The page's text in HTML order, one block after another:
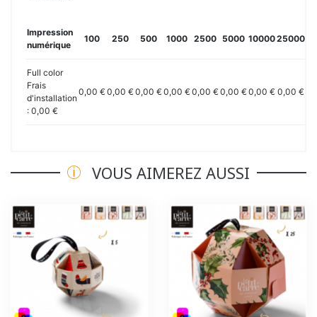
Impression
numérique
100 250 500 1000 2500 5000 1000025000
Full color
Frais
d'installation
: 0,00 €
0,00 € 0,00 € 0,00 € 0,00 € 0,00 € 0,00 € 0,00 € 0,00 €
VOUS AIMEREZ AUSSI